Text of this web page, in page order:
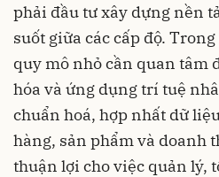
phải đầu tư xây dựng nền
suốt giữa các cấp độ.
quy mô nhỏ cần quan tâm
hóa và ứng dụng trí tuệ
chuẩn hoá, hợp nhất dữ
hàng, sản phẩm và doanh
thuận lợi cho việc quản lý,